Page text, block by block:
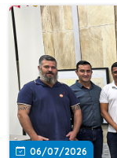
06/07/2026